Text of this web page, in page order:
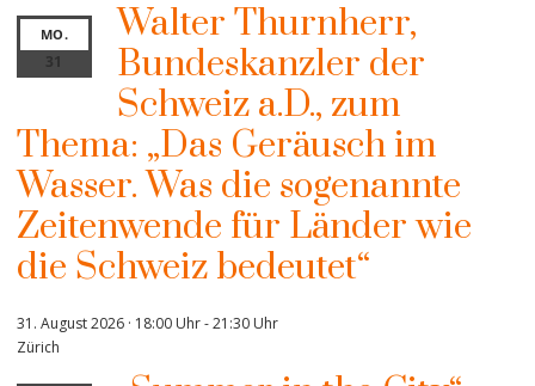
MO.
31
Walter Thurnherr,
Bundeskanzler der
Schweiz a.D., zum
Thema: „Das Geräusch im
Wasser. Was die sogenannte
Zeitenwende für Länder wie
die Schweiz bedeutet“
31. August 2026 · 18:00 Uhr-21:30 Uhr
Zürich